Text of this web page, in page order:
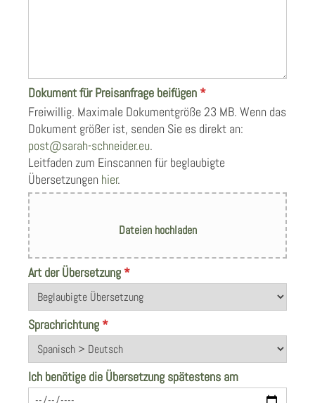
Dokument für Preisanfrage beifügen *
Freiwillig. Maximale Dokumentgröße 23 MB. Wenn das
Dokument größer ist, senden Sie es direkt an:
post@sarah-schneider.eu.
Leitfaden zum Einscannen für beglaubigte
Übersetzungen hier.
Art der Übersetzung *
Sprachrichtung *
Ich benötige die Übersetzung spätestens am